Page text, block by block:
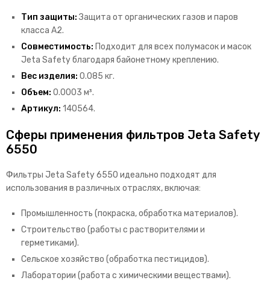
Тип защиты: Защита от органических газов и паров
класса A2.
Совместимость: Подходит для всех полумасок и масок
Jeta Safety благодаря байонетному креплению.
Вес изделия: 0.085 кг.
Объем: 0.0003 м³.
Артикул: 140564.
Сферы применения фильтров Jeta Safety
6550
Фильтры Jeta Safety 6550 идеально подходят для
использования в различных отраслях, включая:
Промышленность (покраска, обработка материалов).
Строительство (работы с растворителями и
герметиками).
Сельское хозяйство (обработка пестицидов).
Лаборатории (работа с химическими веществами).